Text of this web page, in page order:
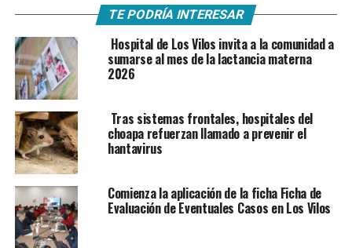
TE PODRÍA INTERESAR
Hospital de Los Vilos invita a la comunidad a
sumarse al mes de la lactancia materna
2026
Tras sistemas frontales, hospitales del
choapa refuerzan llamado a prevenir el
hantavirus
Comienza la aplicación de la ficha Ficha de
Evaluación de Eventuales Casos en Los Vilos